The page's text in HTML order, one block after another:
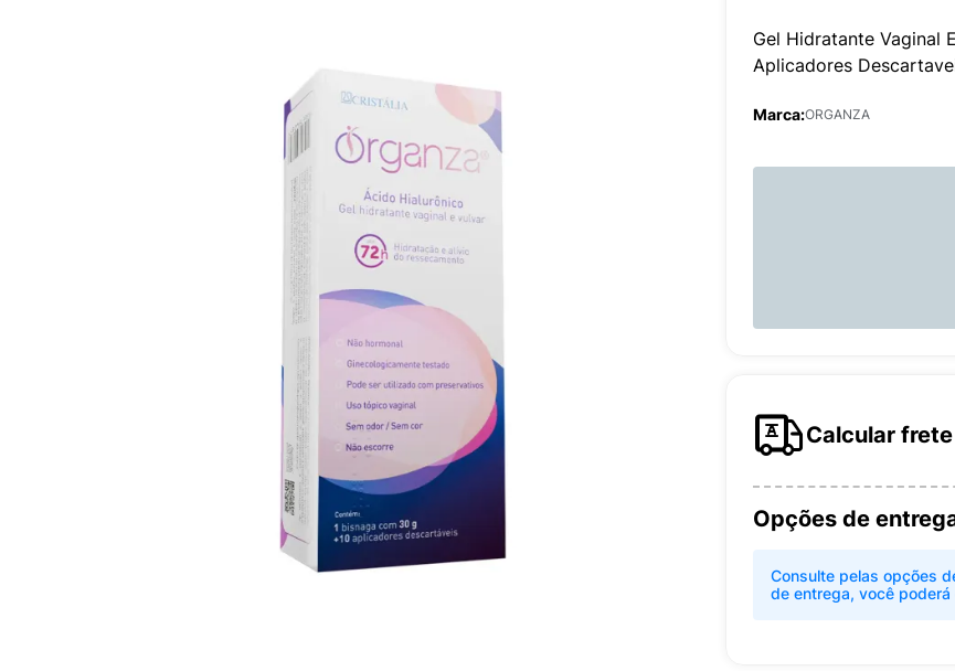
Gel Hidratante Vaginal
Aplicadores
Marca:ORGANZA
Calcular frete
Opções de
Consulte pelas opções
de entrega, você